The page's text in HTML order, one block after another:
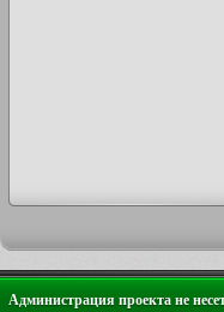
Администрация проекта не